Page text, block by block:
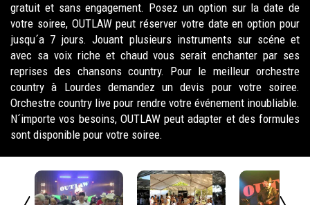
gratuit et sans engagement. Posez un option sur la date de
votre soiree, OUTLAW peut réserver votre date en option pour
jusqu´a 7 jours. Jouant plusieurs instruments sur scéne et
avec sa voix riche et chaud vous serait enchanter par ses
reprises des chansons country. Pour le meilleur orchestre
country à Lourdes demandez un devis pour votre soiree.
Orchestre country live pour rendre votre événement inoubliable.
N´importe vos besoins, OUTLAW peut adapter et des formules
sont disponible pour votre soiree.